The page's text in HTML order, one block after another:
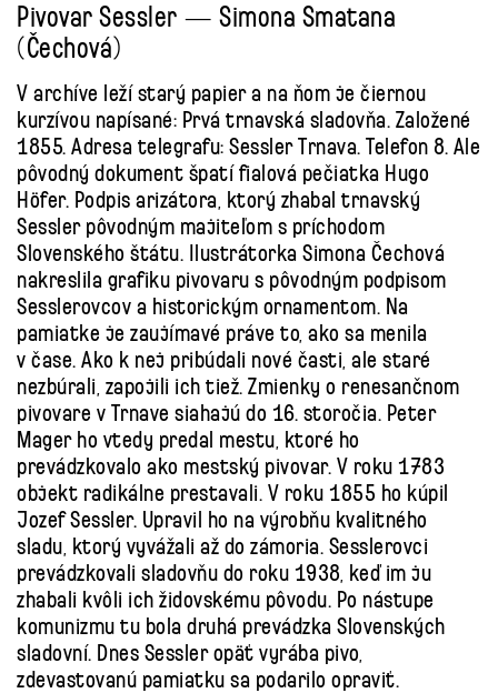
Pivovar Sessler — Simona Smatana
(Čechová)
V archíve leží starý papier a na ňom je čiernou
kurzívou napísané: Prvá trnavská sladovňa. Založené
1855. Adresa telegrafu: Sessler Trnava. Telefon 8. Ale
pôvodný dokument špatí fialová pečiatka Hugo
Höfer. Podpis arizátora, ktorý zhabal trnavský
Sessler pôvodným majiteľom s príchodom
Slovenského štátu. Ilustrátorka Simona Čechová
nakreslila grafiku pivovaru s pôvodným podpisom
Sesslerovcov a historickým ornamentom. Na
pamiatke je zaujímavé práve to, ako sa menila
v čase. Ako k nej pribúdali nové časti, ale staré
nezbúrali, zapojili ich tiež. Zmienky o renesančnom
pivovare v Trnave siahajú do 16. storočia. Peter
Mager ho vtedy predal mestu, ktoré ho
prevádzkovalo ako mestský pivovar. V roku 1783
objekt radikálne prestavali. V roku 1855 ho kúpil
Jozef Sessler. Upravil ho na výrobňu kvalitného
sladu, ktorý vyvážali až do zámoria. Sesslerovci
prevádzkovali sladovňu do roku 1938, keď im ju
zhabali kvôli ich židovskému pôvodu. Po nástupe
komunizmu tu bola druhá prevádzka Slovenských
sladovní. Dnes Sessler opäť vyrába pivo,
zdevastovanú pamiatku sa podarilo opraviť.